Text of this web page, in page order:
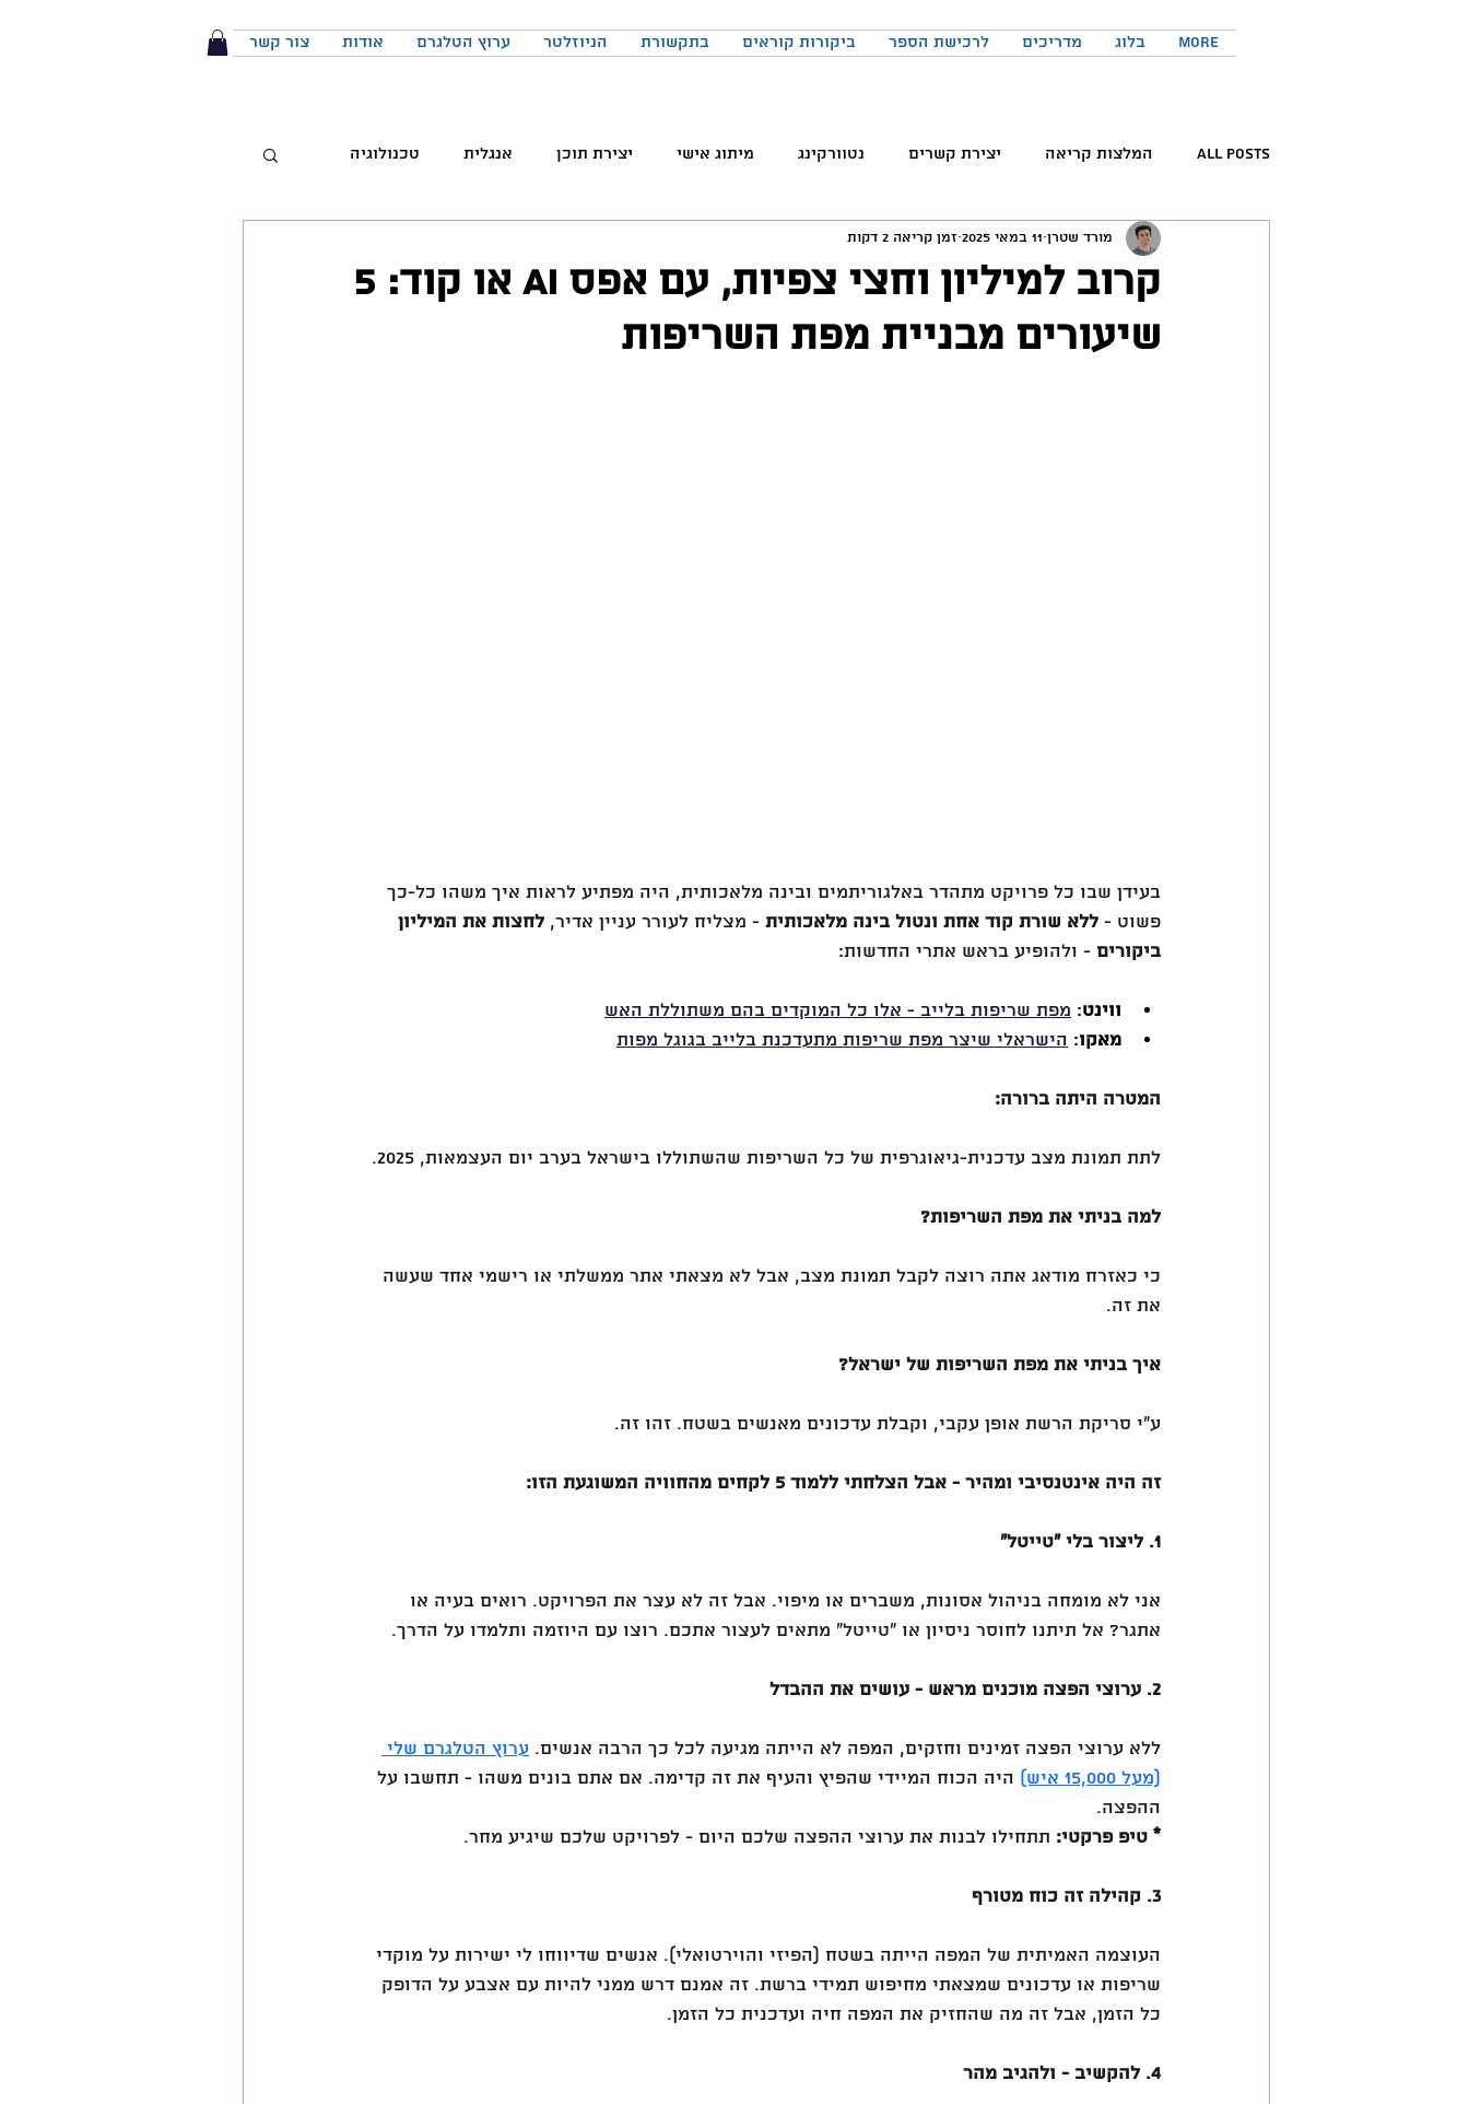
צור קשר אודות ערוץ הטלגרם הניוזלטר בתקשורת ביקורות קוראים לרכישת הספר מדריכים בלוג More
All Posts המלצות קריאה יצירת קשרים נטוורקינג מיתוג אישי יצירת תוכן אנגלית טכנולוגיה
קריאת ספרים פורום החדשנות והטכנולוגיה
המלצות פודקאסטים כישורים רכים כתיבה הרגלים התמדה
קרוב למיליון וחצי צפיות, עם אפס AI או קוד: 5
שיעורים מבניית מפת השריפות
מורד שטרן 11 במאי 2025 זמן קריאה 2 דקות
בעידן שבו כל פרויקט מתהדר באלגוריתמים ובינה מלאכותית, היה מפתיע לראות איך משהו כל-כך
פשוט - ללא שורת קוד אחת ונטול בינה מלאכותית - מצליח לעורר עניין אדיר, לחצות את המיליון
ביקורים - ולהופיע בראש אתרי החדשות:
ווינט: מפת שריפות בלייב - אלו כל המוקדים בהם משתוללת האש
מאקו: הישראלי שיצר מפת שריפות מתעדכנת בלייב בגוגל מפות
המטרה היתה ברורה:
לתת תמונת מצב עדכנית-גיאוגרפית של כל השריפות שהשתוללו בישראל בערב יום העצמאות, 2025.
למה בניתי את מפת השריפות?
כי כאזרח מודאג אתה רוצה לקבל תמונת מצב, אבל לא מצאתי אתר ממשלתי או רישמי אחד שעשה
את זה.
איך בניתי את מפת השריפות של ישראל?
ע״י סריקת הרשת אופן עקבי, וקבלת עדכונים מאנשים בשטח. זהו זה.
זה היה אינטנסיבי ומהיר - אבל הצלחתי ללמוד 5 לקחים מהחוויה המשוגעת הזו:
1. ליצור בלי ״טייטל״
אני לא מומחה בניהול אסונות, משברים או מיפוי. אבל זה לא עצר את הפרויקט. רואים בעיה או
אתגר? אל תיתנו לחוסר ניסיון או ״טייטל״ מתאים לעצור אתכם. רוצו עם היוזמה ותלמדו על הדרך.
2. ערוצי הפצה מוכנים מראש - עושים את ההבדל
ללא ערוצי הפצה זמינים וחזקים, המפה לא הייתה מגיעה לכל כך הרבה אנשים. ערוץ הטלגרם שלי
(מעל 15,000 איש)
היה הכוח המיידי שהפיץ והעיף את זה קדימה. אם אתם בונים משהו - תחשבו על
ההפצה.
* טיפ פרקטי: תתחילו לבנות את ערוצי ההפצה שלכם היום - לפרויקט שלכם שיגיע מחר.
3. קהילה זה כוח מטורף
העוצמה האמיתית של המפה הייתה בשטח (הפיזי והוירטואלי). אנשים שדיווחו לי ישירות על מוקדי
שריפות או עדכונים שמצאתי מחיפוש תמידי ברשת. זה אמנם דרש ממני להיות עם אצבע על הדופק
כל הזמן, אבל זה מה שהחזיק את המפה חיה ועדכנית כל הזמן.
4. להקשיב - ולהגיב מהר